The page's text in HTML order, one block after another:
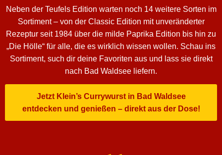
Neben der Teufels Edition warten noch 14 weitere Sorten im
Sortiment – von der Classic Edition mit unveränderter
Rezeptur seit 1984 über die milde Paprika Edition bis hin zu
„Die Hölle“ für alle, die es wirklich wissen wollen. Schau ins
Sortiment, such dir deine Favoriten aus und lass sie direkt
nach Bad Waldsee liefern.
Jetzt Klein’s Currywurst in Bad Waldsee
entdecken und genießen – direkt aus der Dose!